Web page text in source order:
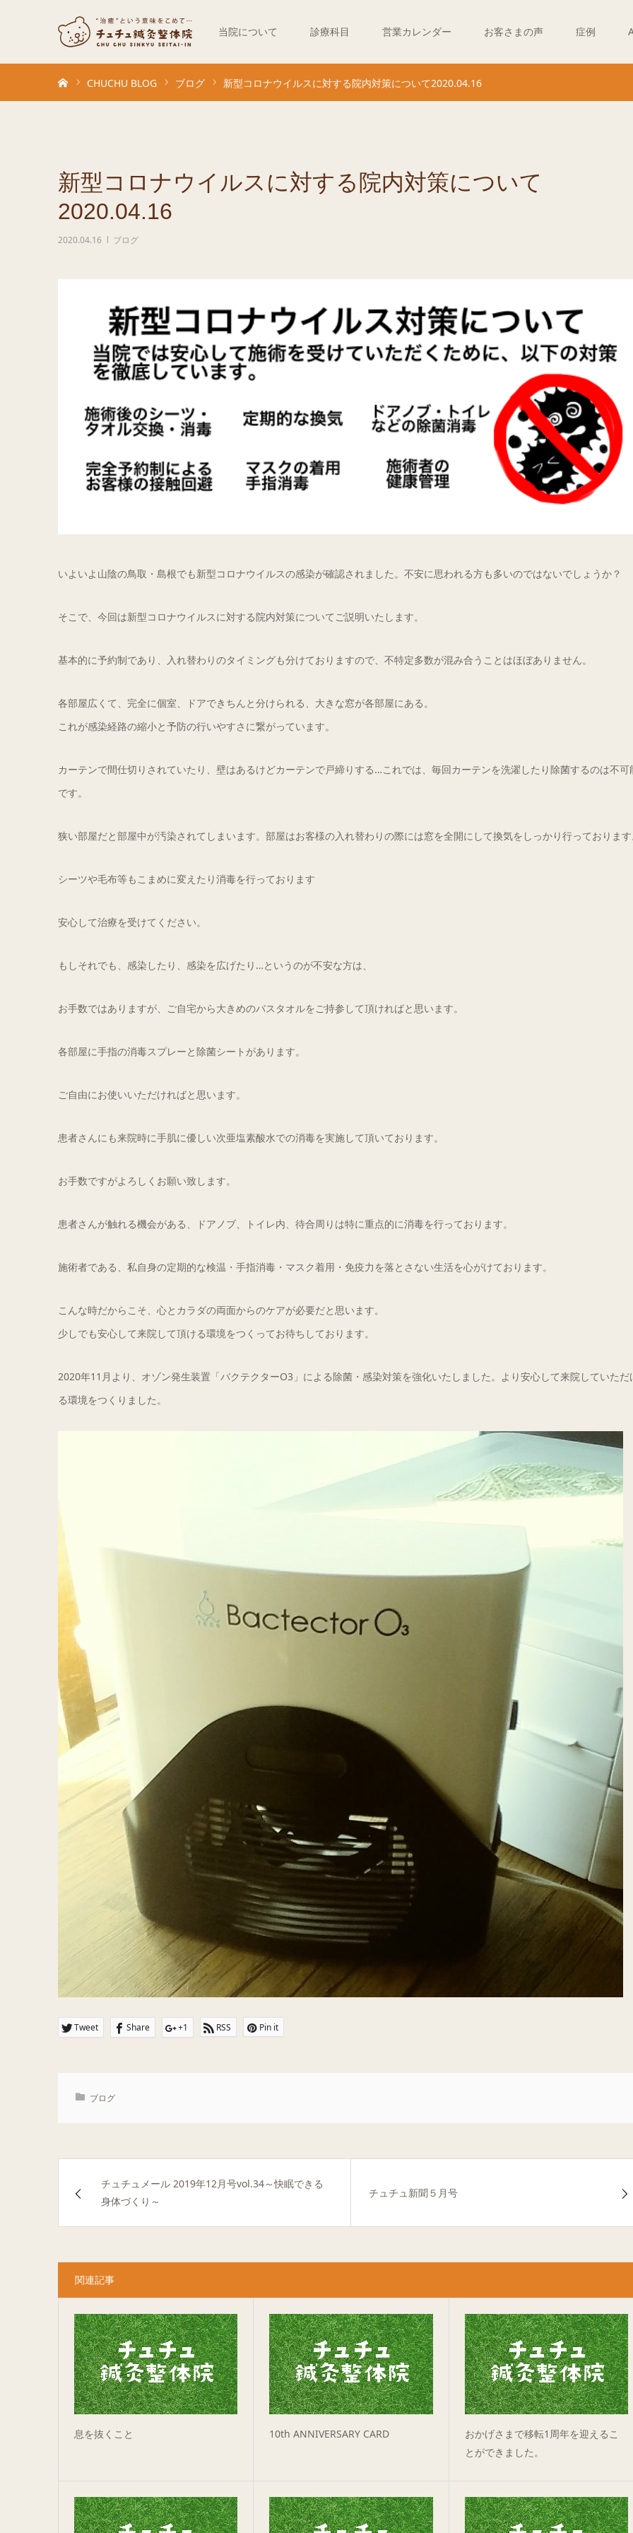
当院について 診療科目 営業カレンダー お客さまの声 症例
CHUCHU BLOG ブログ 新型コロナウイルスに対する院内対策について2020.04.16
新型コロナウイルスに対する院内対策について
2020.04.16
2020.04.16 ブログ
いよいよ山陰の鳥取・島根でも新型コロナウイルスの感染が確認されました。不安に思われる方も多いのではないでしょうか？
そこで、今回は新型コロナウイルスに対する院内対策についてご説明いたします。
基本的に予約制であり、入れ替わりのタイミングも分けておりますので、不特定多数が混み合うことはほぼありません。
各部屋広くて、完全に個室、ドアできちんと分けられる、大きな窓が各部屋にある。
これが感染経路の縮小と予防の行いやすさに繋がっています。
カーテンで間仕切りされていたり、壁はあるけどカーテンで戸締りする…これでは、毎回カーテンを洗濯したり除菌するのは不可
です。
狭い部屋だと部屋中が汚染されてしまいます。部屋はお客様の入れ替わりの際には窓を全開にして換気をしっかり行っておりま
シーツや毛布等もこまめに変えたり消毒を行っております
安心して治療を受けてください。
もしそれでも、感染したり、感染を広げたり…というのが不安な方は、
お手数ではありますが、ご自宅から大きめのバスタオルをご持参して頂ければと思います。
各部屋に手指の消毒スプレーと除菌シートがあります。
ご自由にお使いいただければと思います。
患者さんにも来院時に手肌に優しい次亜塩素酸水での消毒を実施して頂いております。
お手数ですがよろしくお願い致します。
患者さんが触れる機会がある、ドアノブ、トイレ内、待合周りは特に重点的に消毒を行っております。
施術者である、私自身の定期的な検温・手指消毒・マスク着用・免疫力を落とさない生活を心がけております。
こんな時だからこそ、心とカラダの両面からのケアが必要だと思います。
少しでも安心して来院して頂ける環境をつくってお待ちしております。
2020年11月より、オゾン発生装置「バクテクターO3」による除菌・感染対策を強化いたしました。より安心して来院していただ
る環境をつくりました。
Tweet Share +1 RSS Pin it
ブログ
チュチュメール 2019年12月号vol.34～快眠できる
身体づくり～
チュチュ新聞５月号
関連記事
息を抜くこと 10th ANNIVERSARY CARD
おかげさまで移転1周年を迎えるこ
とができました。